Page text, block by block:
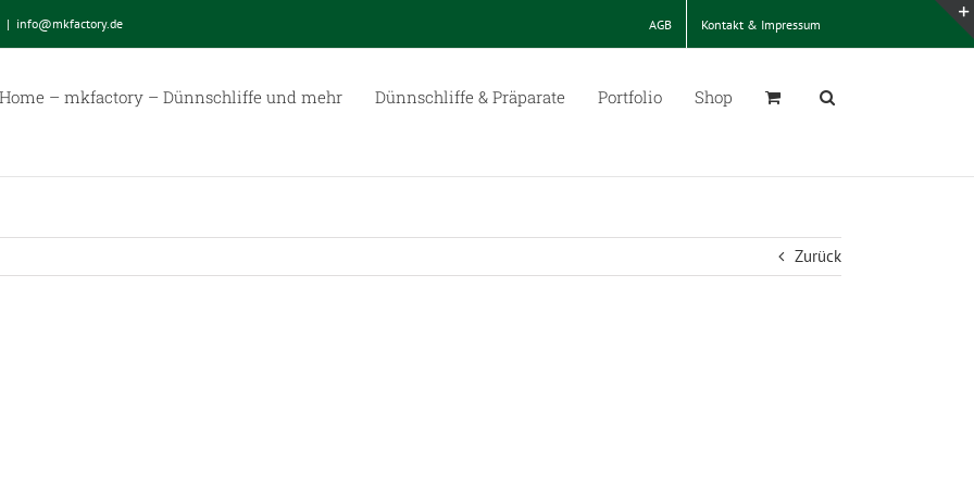
| info@mkfactory.de AGB Kontakt & Impressum
Home – mkfactory – Dünnschliffe und mehr Dünnschliffe & Präparate Portfolio Shop
Zurück